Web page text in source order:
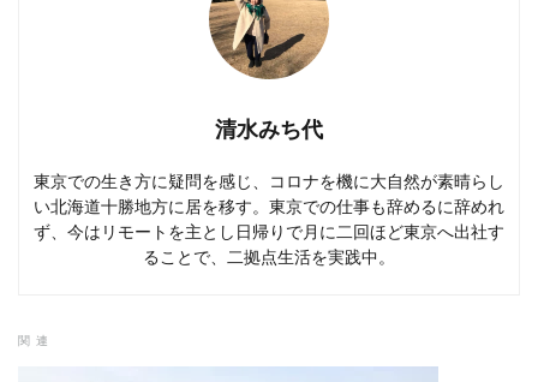
清水みち代
東京での生き方に疑問を感じ、コロナを機に大自然が素晴らし
い北海道十勝地方に居を移す。東京での仕事も辞めるに辞めれ
ず、今はリモートを主とし日帰りで月に二回ほど東京へ出社す
ることで、二拠点生活を実践中。
関連